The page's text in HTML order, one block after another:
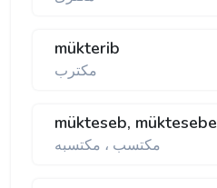
mükterib
مكترب
mükteseb, müktesebe
مكتسب ، مكتسبه